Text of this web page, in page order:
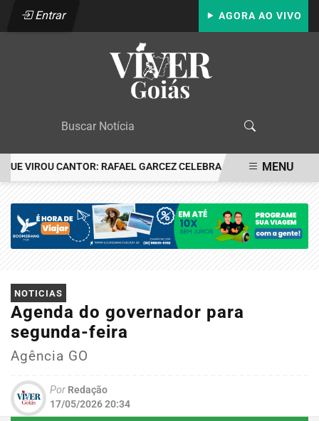
Entrar AGORA AO VIVO
VIROU CANTOR: RAFAEL GARCEZ CELEBRA 24 ANOS COM FESTA
MENU
NOTICIAS
Agenda do governador para
segunda-feira
Agência GO
Por Redação
17/05/2026 20:34